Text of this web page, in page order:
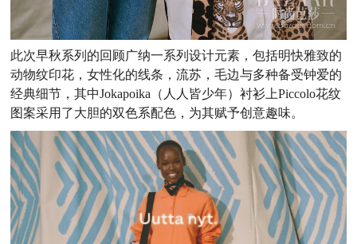
此次早秋系列的回顾广纳一系列设计元素，包括明快雅致的
动物纹印花，女性化的线条，流苏，毛边与多种备受钟爱的
经典细节，其中Jokapoika（人人皆少年）衬衫上Piccolo花纹
图案采用了大胆的双色系配色，为其赋予创意趣味。